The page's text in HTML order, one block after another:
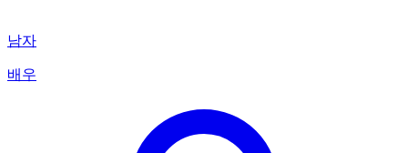
남자
배우